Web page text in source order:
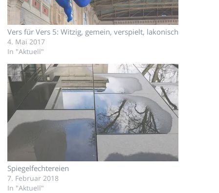
Vers für Vers 5: Witzig, gemein, verspielt, lakonisch
4. Mai 2017
In "Aktuell"
Spiegelfechtereien
7. Februar 2018
In "Aktuell"